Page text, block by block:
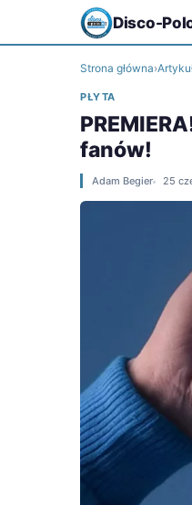
Disco-
Strona główna›
PŁYTA
fanów!
Adam Begier 25